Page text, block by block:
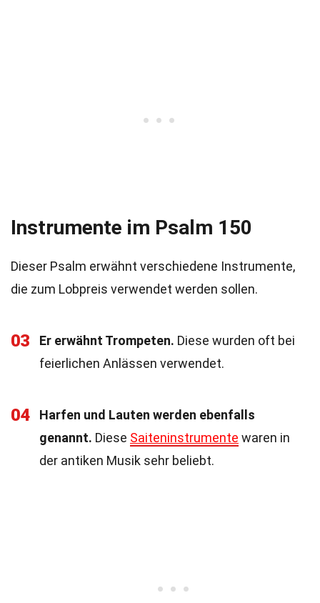
Instrumente im Psalm 150
Dieser Psalm erwähnt verschiedene Instrumente,
die zum Lobpreis verwendet werden sollen.
03 Er erwähnt Trompeten. Diese wurden oft bei
feierlichen Anlässen verwendet.
04
Harfen und Lauten werden ebenfalls
genannt. Diese Saiteninstrumente waren in
der antiken Musik sehr beliebt.